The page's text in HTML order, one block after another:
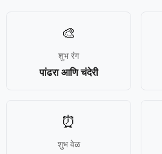
🎨
शुभ रंग
पांढरा आणि चंदेरी
⏰
शुभ वेळ